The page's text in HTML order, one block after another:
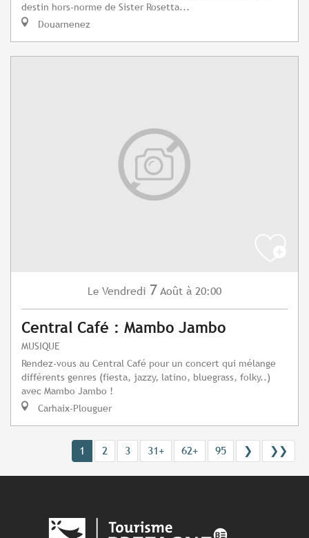
destin hors-norme de Sister Rosetta...
Douarnenez
Le Vendredi 7 Août à 20:00
Central Café : Mambo Jambo
MUSIQUE
Rendez-vous au Central Café pour un concert qui mélange
différents genres (fiesta, jazzy, latino, bluegrass, folky..)
avec Mambo Jambo !
Carhaix-Plouguer
1 2 3 31+ 62+ 95 ❯ ❯❯